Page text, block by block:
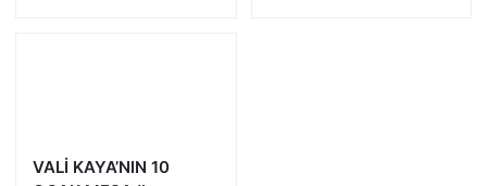
VALİ KAYA’NIN 10